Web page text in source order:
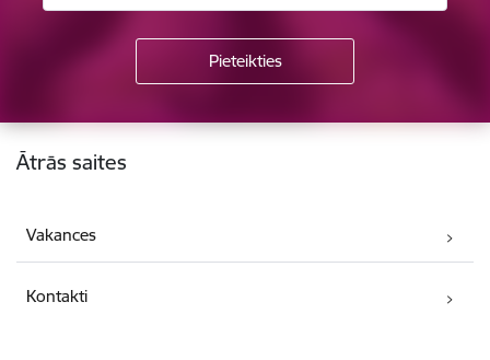
Kājene
Ātrās saites
Vakances
Kontakti